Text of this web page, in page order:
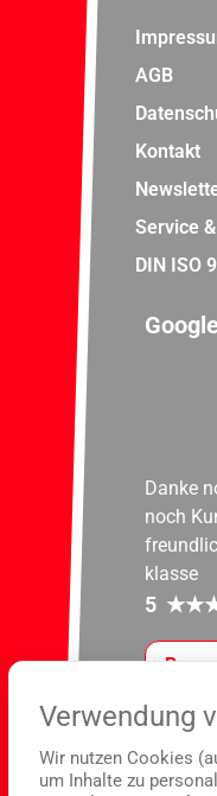
AGB
Kontakt
Service
DIN ISO
Danke
noch
klasse
5 ★★
Verwendung
Wir nutzen Cookies
um Inhalte zu